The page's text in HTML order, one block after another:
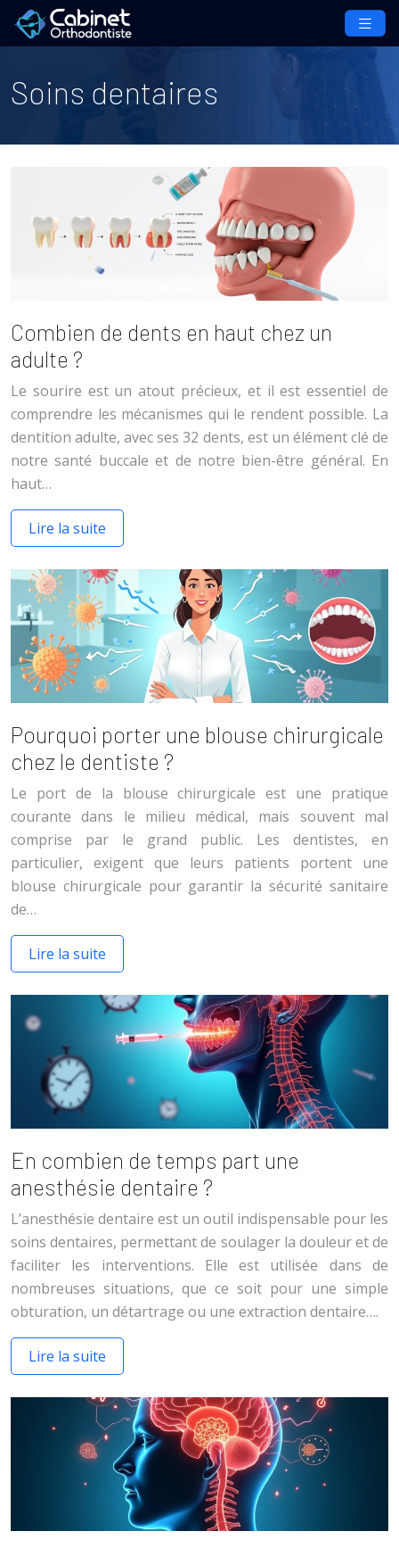
Soins dentaires
Combien de dents en haut chez un
adulte ?
Le sourire est un atout précieux, et il est essentiel de
comprendre les mécanismes qui le rendent possible. La
dentition adulte, avec ses 32 dents, est un élément clé de
notre santé buccale et de notre bien-être général. En
haut…
Lire la suite
Pourquoi porter une blouse chirurgicale
chez le dentiste ?
Le port de la blouse chirurgicale est une pratique
courante dans le milieu médical, mais souvent mal
comprise par le grand public. Les dentistes, en
particulier, exigent que leurs patients portent une
blouse chirurgicale pour garantir la sécurité sanitaire
de…
Lire la suite
En combien de temps part une
anesthésie dentaire ?
L’anesthésie dentaire est un outil indispensable pour les
soins dentaires, permettant de soulager la douleur et de
faciliter les interventions. Elle est utilisée dans de
nombreuses situations, que ce soit pour une simple
obturation, un détartrage ou une extraction dentaire….
Lire la suite